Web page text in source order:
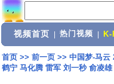
视频首页 热门视频 K-
首页>> 前一页>> 中国梦-马云
鹤宁 马化腾 雷军 刘一秒 俞凌雄